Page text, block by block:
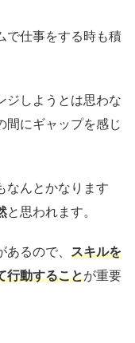
で仕事をする時も積
ジしようとは思わな
間にギャップを感じ
なんとかなります
と思われます。
るので、 スキルを
行動することが重要